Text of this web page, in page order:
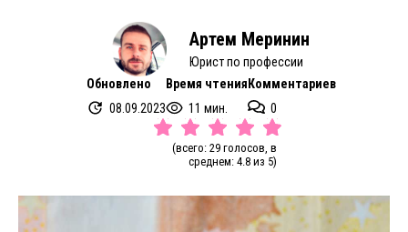
Артем Меринин
Юрист по профессии
Обновлено
08.09.2023
Время чтения
11 мин.
Комментариев
0
(всего: 29 голосов, в
среднем: 4.8 из 5)